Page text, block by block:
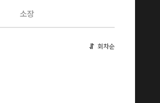
소장
회차순